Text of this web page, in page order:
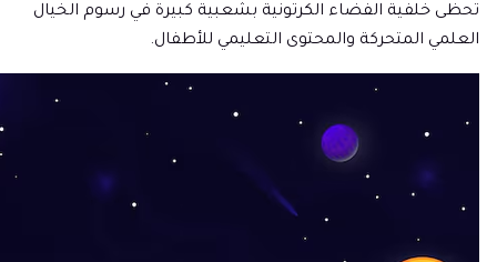
تحظى خلفية الفضاء الكرتونية بشعبية كبيرة في رسوم الخيال
العلمي المتحركة والمحتوى التعليمي للأطفال.